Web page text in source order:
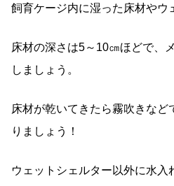
飼育ケージ内に湿った床材やウ
床材の深さは5～10㎝ほどで、
しましょう。
床材が乾いてきたら霧吹きな
りましょう！
ウェットシェルター以外に水